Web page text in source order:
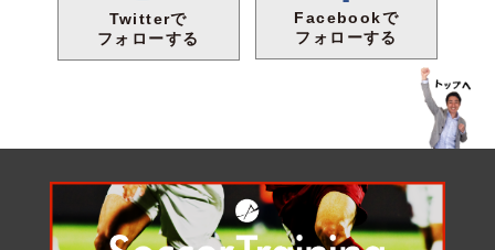
Twitterで
フォローする
Facebookで
フォローする